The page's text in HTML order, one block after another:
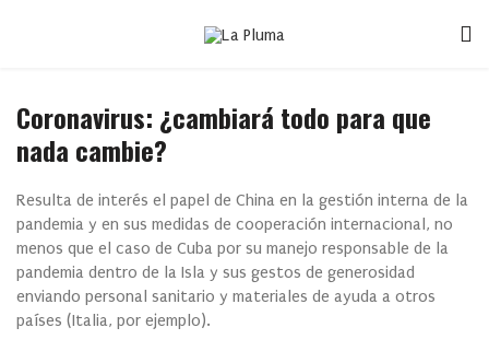
Coronavirus: ¿cambiará todo para que
nada cambie?
Resulta de interés el papel de China en la gestión interna de la
pandemia y en sus medidas de cooperación internacional, no
menos que el caso de Cuba por su manejo responsable de la
pandemia dentro de la Isla y sus gestos de generosidad
enviando personal sanitario y materiales de ayuda a otros
países (Italia, por ejemplo).